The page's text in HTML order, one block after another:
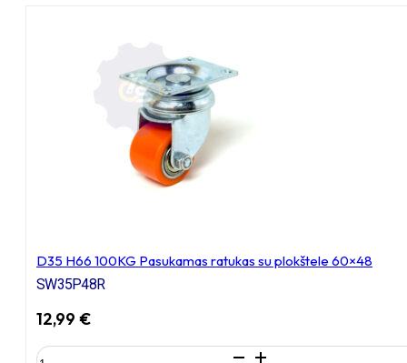
D35 H66 100KG Pasukamas ratukas su plokštele 60×48
SW35P48R
12,99 €
produkto